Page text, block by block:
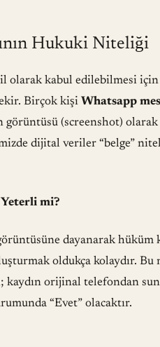
Hukuki Niteliği
olarak kabul edilebilmesi
Birçok kişi Whatsapp
(screenshot) olarak
dijital veriler “belge”
mi?
dayanarak
oldukça kolaydır. Bu
kaydın orijinal telefondan
“Evet” olacaktır.